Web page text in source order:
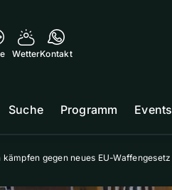
WetterKontakt
Suche Programm Events
gegen neues EU-Waffengesetz